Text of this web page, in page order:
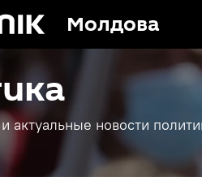
Молдова
актуальные новости